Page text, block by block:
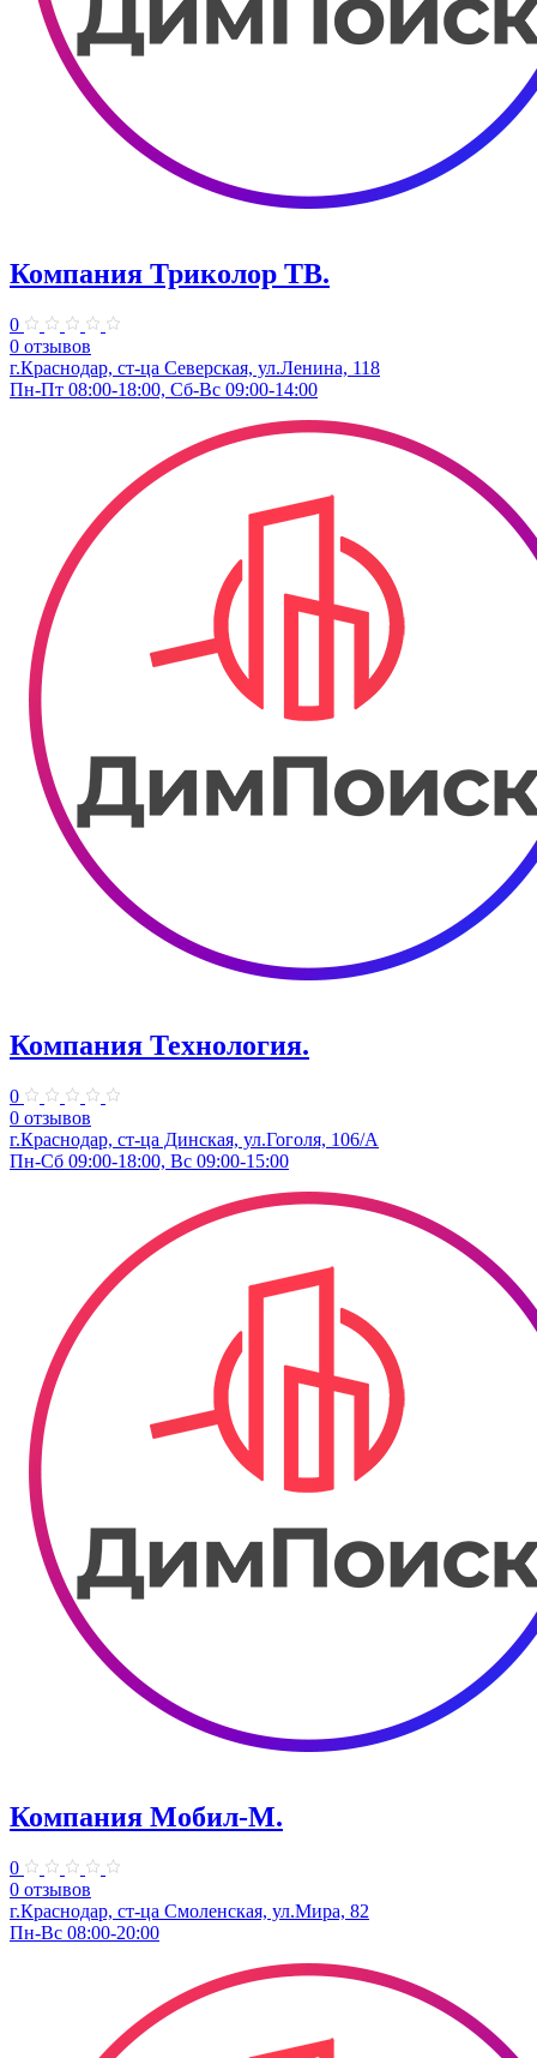
Компания Триколор ТВ.
0
0 отзывов
г.Краснодар, ст-ца Северская, ул.Ленина, 118
Пн-Пт 08:00-18:00, Сб-Вс 09:00-14:00
Компания Технология.
0
0 отзывов
г.Краснодар, ст-ца Динская, ул.Гоголя, 106/А
Пн-Сб 09:00-18:00, Вс 09:00-15:00
Компания Мобил-М.
0
0 отзывов
г.Краснодар, ст-ца Смоленская, ул.Мира, 82
Пн-Вс 08:00-20:00